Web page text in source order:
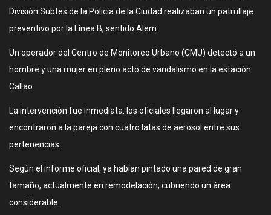
División Subtes de la Policía de la Ciudad realizaban un patrullaje
preventivo por la Línea B, sentido Alem.
Un operador del Centro de Monitoreo Urbano (CMU) detectó a un
hombre y una mujer en pleno acto de vandalismo en la estación
Callao.
La intervención fue inmediata: los oficiales llegaron al lugar y
encontraron a la pareja con cuatro latas de aerosol entre sus
pertenencias.
Según el informe oficial, ya habían pintado una pared de gran
tamaño, actualmente en remodelación, cubriendo un área
considerable.